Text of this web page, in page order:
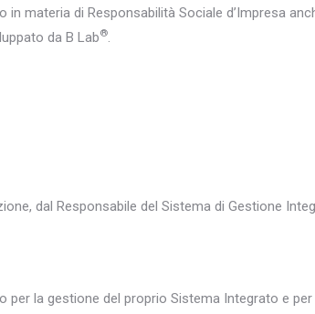
materia di Responsabilità Sociale d’Impresa
da B Lab®.
dal Responsabile del Sistema di Gestione
la gestione del proprio Sistema Integrato e